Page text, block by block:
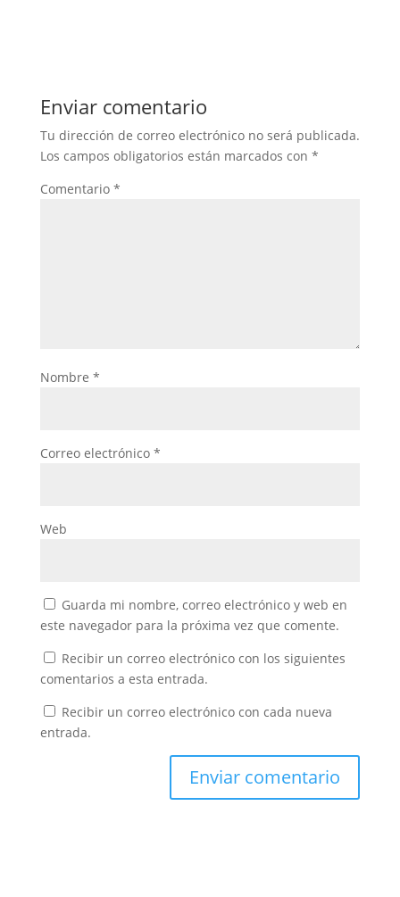
Enviar comentario
Tu dirección de correo electrónico no será publicada.
Los campos obligatorios están marcados con *
Comentario *
Nombre *
Correo electrónico *
Web
Guarda mi nombre, correo electrónico y web en
este navegador para la próxima vez que comente.
Recibir un correo electrónico con los siguientes
comentarios a esta entrada.
Recibir un correo electrónico con cada nueva
entrada.